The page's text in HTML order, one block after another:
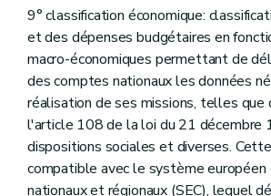
Art. 53
Art. 54
Art. 55
Art. 56
TitreVII
Dispositions relatives à l'octroi des
Chapitre I
Dispositions relatives à l'octroi, à l'emploi
Art. 57
Art. 58
Art. 59
Art. 60
Art. 61
9° classification économique:
et des dépenses budgétaires en
macro-économiques permettant de
des comptes nationaux les données
réalisation de ses missions, telles que
l'article 108 de la loi du 21 décembre
dispositions sociales et diverses.
compatible avec le système
nationaux et régionaux (SEC), lequel